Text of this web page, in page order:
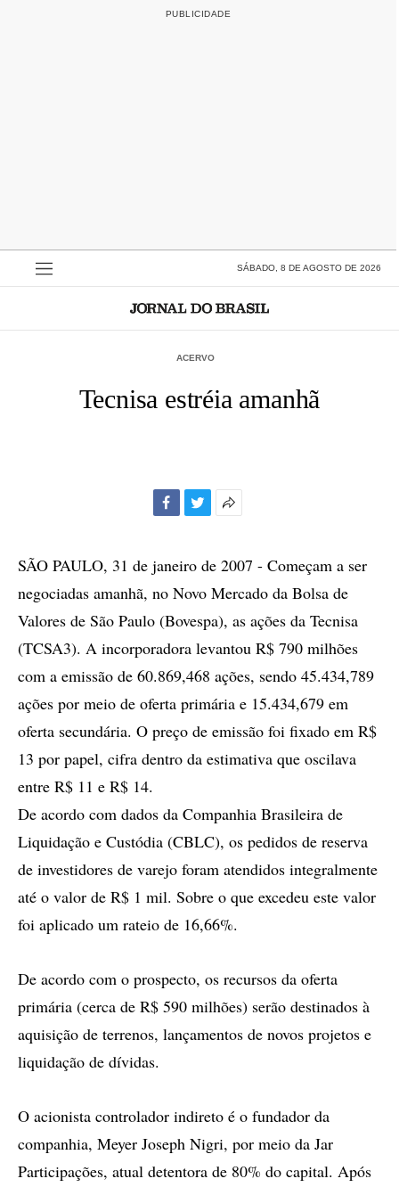
SÁBADO, 8 DE AGOSTO DE 2026
ACERVO
Tecnisa estréia amanhã
compartilhamento
SÃO PAULO, 31 de janeiro de 2007 - Começam a ser
negociadas amanhã, no Novo Mercado da Bolsa de
Valores de São Paulo (Bovespa), as ações da Tecnisa
(TCSA3). A incorporadora levantou R$ 790 milhões
com a emissão de 60.869,468 ações, sendo 45.434,789
ações por meio de oferta primária e 15.434,679 em
oferta secundária. O preço de emissão foi fixado em R$
13 por papel, cifra dentro da estimativa que oscilava
entre R$ 11 e R$ 14.
De acordo com dados da Companhia Brasileira de
Liquidação e Custódia (CBLC), os pedidos de reserva
de investidores de varejo foram atendidos integralmente
até o valor de R$ 1 mil. Sobre o que excedeu este valor
foi aplicado um rateio de 16,66%.
De acordo com o prospecto, os recursos da oferta
primária (cerca de R$ 590 milhões) serão destinados à
aquisição de terrenos, lançamentos de novos projetos e
liquidação de dívidas.
O acionista controlador indireto é o fundador da
companhia, Meyer Joseph Nigri, por meio da Jar
Participações, atual detentora de 80% do capital. Após